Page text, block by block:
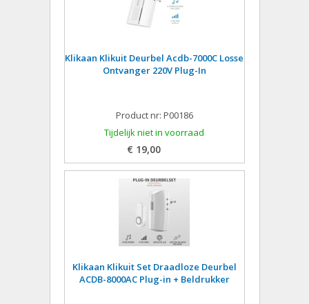
Klikaan Klikuit Deurbel Acdb-7000C Losse
Ontvanger 220V Plug-In
Product nr: P00186
Tijdelijk niet in voorraad
€ 19,00
Klikaan Klikuit Set Draadloze Deurbel
ACDB-8000AC Plug-in + Beldrukker